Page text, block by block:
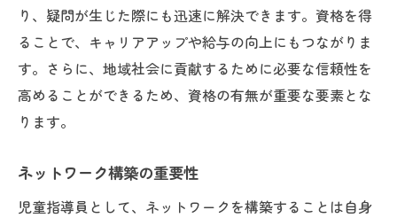
り、疑問が生じた際にも迅速に解決できます。資格を得
ることで、キャリアアップや給与の向上にもつながりま
す。さらに、地域社会に貢献するために必要な信頼性を
高めることができるため、資格の有無が重要な要素とな
ります。
ネットワーク構築の重要性
児童指導員として、ネットワークを構築することは自身